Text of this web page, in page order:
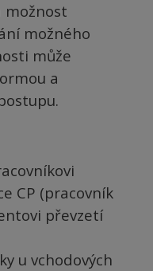
možnost
možného
může
a
CP (pracovník
převzetí
u vchodových